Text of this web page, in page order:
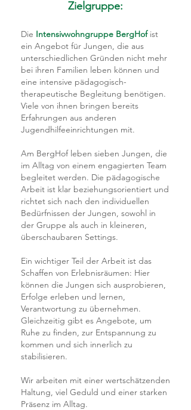
Zielgruppe:
Die Intensivwohngruppe BergHof ist
ein Angebot für Jungen, die aus
unterschiedlichen Gründen nicht mehr
bei ihren Familien leben können und
eine intensive pädagogisch-
therapeutische Begleitung benötigen.
Viele von ihnen bringen bereits
Erfahrungen aus anderen
Jugendhilfeeinrichtungen mit.
Am BergHof leben sieben Jungen, die
im Alltag von einem engagierten Team
begleitet werden. Die pädagogische
Arbeit ist klar beziehungsorientiert und
richtet sich nach den individuellen
Bedürfnissen der Jungen, sowohl in
der Gruppe als auch in kleineren,
überschaubaren Settings.
Ein wichtiger Teil der Arbeit ist das
Schaffen von Erlebnisräumen: Hier
können die Jungen sich ausprobieren,
Erfolge erleben und lernen,
Verantwortung zu übernehmen.
Gleichzeitig gibt es Angebote, um
Ruhe zu finden, zur Entspannung zu
kommen und sich innerlich zu
stabilisieren.
Wir arbeiten mit einer wertschätzenden
Haltung, viel Geduld und einer starken
Präsenz im Alltag.